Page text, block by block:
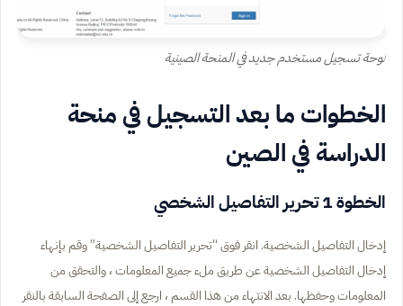
لوحة تسجيل مستخدم جديد في المنحة الصينية
الخطوات ما بعد التسجيل في منحة
الدراسة في الصين
الخطوة 1 تحرير التفاصيل الشخصي
إدخال التفاصيل الشخصية. انقر فوق “تحرير التفاصيل الشخصية” وقم بإنهاء
إدخال التفاصيل الشخصية عن طريق ملء جميع المعلومات ، والتحقق من
المعلومات وحفظها. بعد الانتهاء من هذا القسم ، ارجع إلى الصفحة السابقة بالنقر